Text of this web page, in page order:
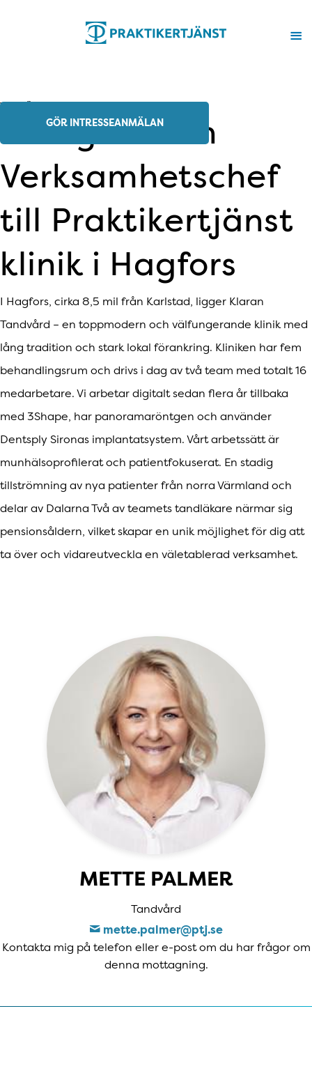
GÖR INTRESSEANMÄLAN
TANDLÄKARMOTTAGNING
Delägare och
Verksamhetschef
till Praktikertjänst
klinik i Hagfors
I Hagfors, cirka 8,5 mil från Karlstad, ligger Klaran
Tandvård – en toppmodern och välfungerande klinik med
lång tradition och stark lokal förankring. Kliniken har fem
behandlingsrum och drivs i dag av två team med totalt 16
medarbetare. Vi arbetar digitalt sedan flera år tillbaka
med 3Shape, har panoramaröntgen och använder
Dentsply Sironas implantatsystem. Vårt arbetssätt är
munhälsoprofilerat och patientfokuserat. En stadig
tillströmning av nya patienter från norra Värmland och
delar av Dalarna Två av teamets tandläkare närmar sig
pensionsåldern, vilket skapar en unik möjlighet för dig att
ta över och vidareutveckla en väletablerad verksamhet.
METTE PALMER
Tandvård
mette​.palmer​@ptj​.se
Kontakta mig på telefon eller e-post om du har frågor om
denna mottagning.